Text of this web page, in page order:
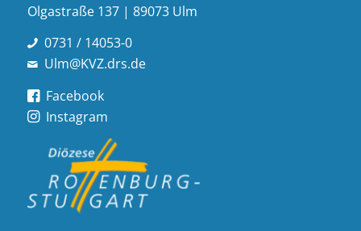
Olgastraße 137 | 89073 Ulm
0731 / 14053-0
Ulm@KVZ.drs.de
Facebook
Instagram